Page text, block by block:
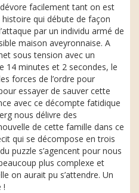
facilement tant on est
qui débute de façon
par un individu armé de
maison aveyronnaise. A
sous tension avec un
14 minutes et 2 secondes, le
forces de l’ordre pour
essayer de sauver cette
avec ce décompte fatidique
nous délivre des
de cette famille dans ce
qui se décompose en trois
puzzle s’agencent pour nous
plus complexe et
on aurait pu s’attendre. Un
!